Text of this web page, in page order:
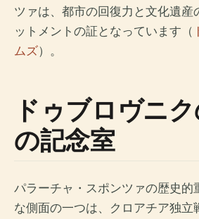
ツァは、都市の回復力と文化遺産
ットメントの証となっています（
ムズ）。
ドゥブロヴニ
の記念室
パラーチャ・スポンツァの歴史的
な側面の一つは、クロアチア独立